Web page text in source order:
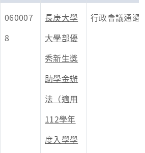
060007
8
長庚大學
大學部優
秀新生獎
助學金辦
法（適用
112學年
度入學學
行政會議通過